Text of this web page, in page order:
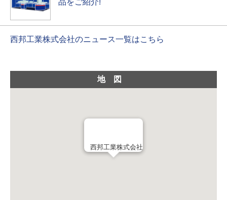
品をご紹介!
西邦工業株式会社のニュース一覧はこちら
地図
西邦工業株式会社